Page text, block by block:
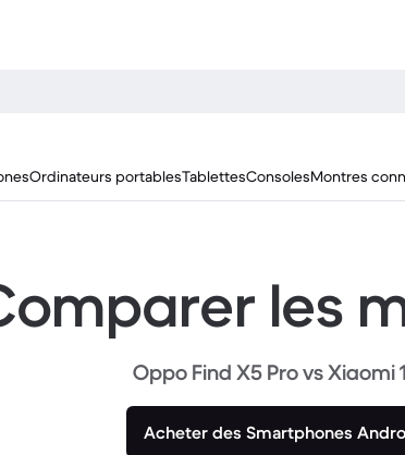
Ordinateurs portablesTablettesConsolesMontres
les
Oppo Find X5 Pro vs Xiaomi
Acheter des Smartphones